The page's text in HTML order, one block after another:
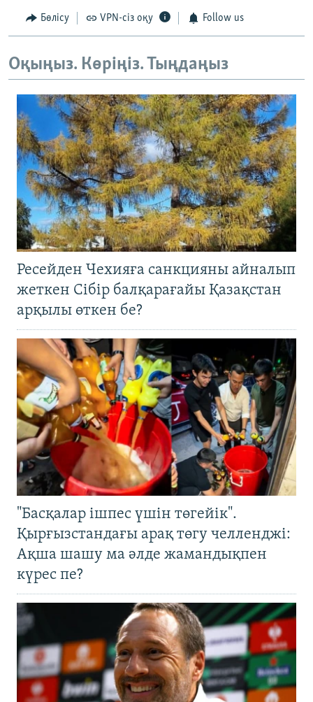
Бөлісу VPN-сіз оқу Follow us
Оқыңыз. Көріңіз. Тыңдаңыз
Ресейден Чехияға санкцияны айналып
жеткен Сібір балқарағайы Қазақстан
арқылы өткен бе?
"Басқалар ішпес үшін төгейік".
Қырғызстандағы арақ төгу челленджі:
Ақша шашу ма әлде жамандықпен
күрес пе?